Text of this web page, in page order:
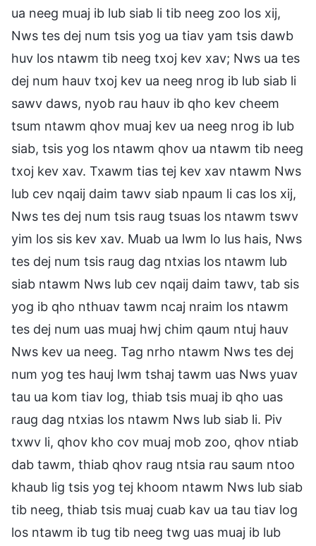
ua neeg muaj ib lub siab li tib neeg zoo los xij,
Nws tes dej num tsis yog ua tiav yam tsis dawb
huv los ntawm tib neeg txoj kev xav; Nws ua tes
dej num hauv txoj kev ua neeg nrog ib lub siab li
sawv daws, nyob rau hauv ib qho kev cheem
tsum ntawm qhov muaj kev ua neeg nrog ib lub
siab, tsis yog los ntawm qhov ua ntawm tib neeg
txoj kev xav. Txawm tias tej kev xav ntawm Nws
lub cev nqaij daim tawv siab npaum li cas los xij,
Nws tes dej num tsis raug tsuas los ntawm tswv
yim los sis kev xav. Muab ua lwm lo lus hais, Nws
tes dej num tsis raug dag ntxias los ntawm lub
siab ntawm Nws lub cev nqaij daim tawv, tab sis
yog ib qho nthuav tawm ncaj nraim los ntawm
tes dej num uas muaj hwj chim qaum ntuj hauv
Nws kev ua neeg. Tag nrho ntawm Nws tes dej
num yog tes hauj lwm tshaj tawm uas Nws yuav
tau ua kom tiav log, thiab tsis muaj ib qho uas
raug dag ntxias los ntawm Nws lub siab li. Piv
txwv li, qhov kho cov muaj mob zoo, qhov ntiab
dab tawm, thiab qhov raug ntsia rau saum ntoo
khaub lig tsis yog tej khoom ntawm Nws lub siab
tib neeg, thiab tsis muaj cuab kav ua tau tiav log
los ntawm ib tug tib neeg twg uas muaj ib lub